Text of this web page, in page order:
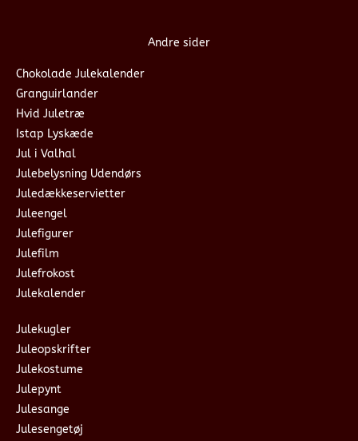
Andre sider
Chokolade Julekalender
Granguirlander
Hvid Juletræ
Istap Lyskæde
Jul i Valhal
Julebelysning Udendørs
Juledækkeservietter
Juleengel
Julefigurer
Julefilm
Julefrokost
Julekalender
Julekugler
Juleopskrifter
Julekostume
Julepynt
Julesange
Julesengetøj